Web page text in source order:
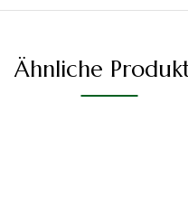
Ähnliche